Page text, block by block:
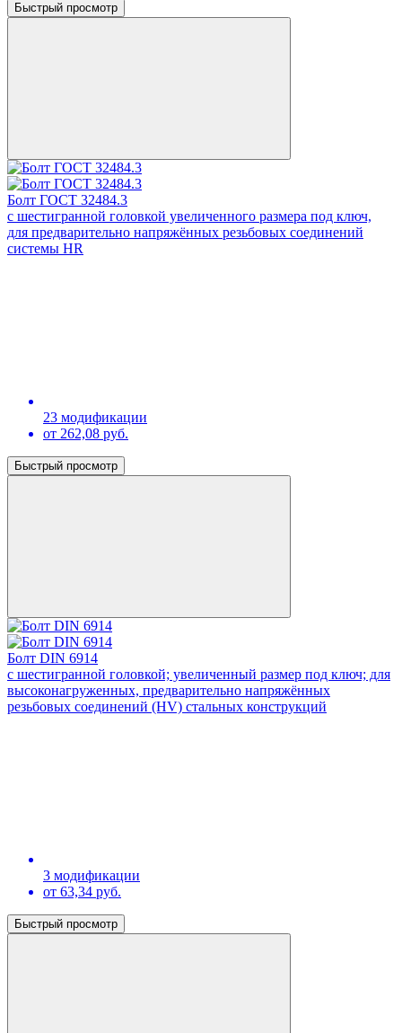
Быстрый просмотр
Болт ГОСТ 32484.3
с шестигранной головкой увеличенного размера под ключ,
для предварительно напряжённых резьбовых соединений
системы HR
23 модификации
от 262,08 руб.
Быстрый просмотр
Болт DIN 6914
с шестигранной головкой; увеличенный размер под ключ; для
высоконагруженных, предварительно напряжённых
резьбовых соединений (HV) стальных конструкций
3 модификации
от 63,34 руб.
Быстрый просмотр